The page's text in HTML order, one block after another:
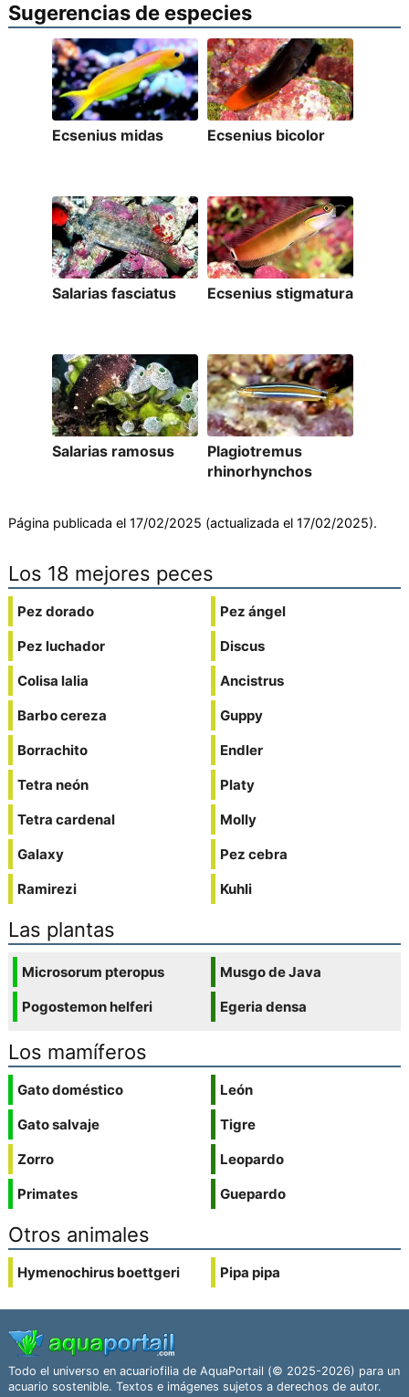
Sugerencias de especies
Ecsenius midas Ecsenius bicolor
Salarias fasciatus Ecsenius stigmatura
Salarias ramosus
Plagiotremus
rhinorhynchos
Página publicada el 17/02/2025 (actualizada el 17/02/2025).
Los 18 mejores peces
Pez dorado
Pez luchador
Colisa lalia
Barbo cereza
Borrachito
Tetra neón
Tetra cardenal
Galaxy
Ramirezi
Pez ángel
Discus
Ancistrus
Guppy
Endler
Platy
Molly
Pez cebra
Kuhli
Las plantas
Microsorum pteropus
Pogostemon helferi
Musgo de Java
Egeria densa
Los mamíferos
Gato doméstico
Gato salvaje
Zorro
Primates
León
Tigre
Leopardo
Guepardo
Otros animales
Hymenochirus boettgeri Pipa pipa
Todo el universo en acuariofilia de AquaPortail (© 2025-2026) para un
acuario sostenible. Textos e imágenes sujetos a derechos de autor.